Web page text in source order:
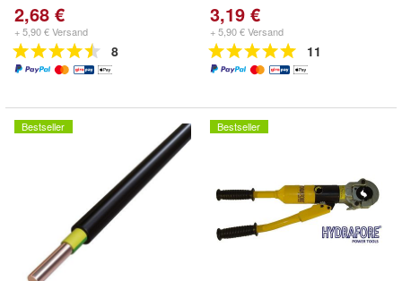
2,68 €
+ 5,90 € Versand
8
3,19 €
+ 5,90 € Versand
11
Bestseller Bestseller